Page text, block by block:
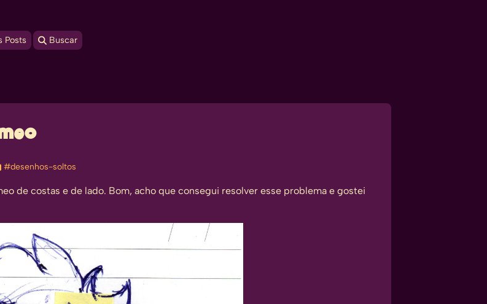
Posts  Buscar
#desenhos-soltos
de costas e de lado. Bom, acho que consegui resolver esse problema e gostei